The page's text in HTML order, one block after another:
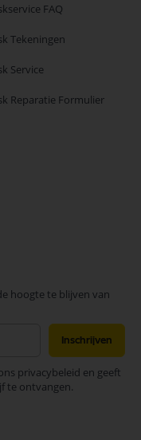
FAQ
Tekeningen
Service
Reparatie Formulier
hoogte te blijven van
Inschrijven
privacybeleid en geeft
te ontvangen.